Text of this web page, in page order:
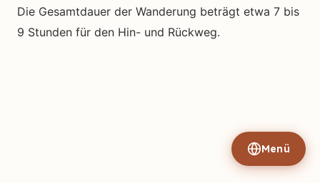
Die Gesamtdauer der Wanderung beträgt etwa 7 bis
9 Stunden für den Hin- und Rückweg.
Menü